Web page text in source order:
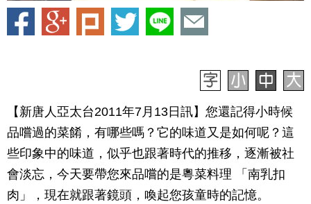
【新唐人亞太台2011年7月13日訊】您還記得小時候
品嚐過的菜餚，有哪些嗎？它的味道又是如何呢？這
些印象中的味道，似乎也跟著時代的推移，逐漸被社
會淡忘，今天要帶您來品嚐的是粵菜料理 「南乳扣
肉」，現在就跟著鏡頭，喚起您孩童時的記憶。